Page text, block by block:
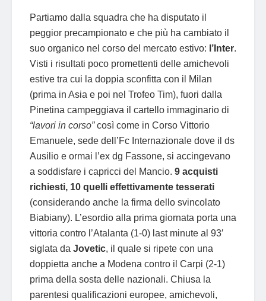
Partiamo dalla squadra che ha disputato il
peggior precampionato e che più ha cambiato il
suo organico nel corso del mercato estivo: l’Inter.
Visti i risultati poco promettenti delle amichevoli
estive tra cui la doppia sconfitta con il Milan
(prima in Asia e poi nel Trofeo Tim), fuori dalla
Pinetina campeggiava il cartello immaginario di
“lavori in corso”così come in Corso Vittorio
Emanuele, sede dell’Fc Internazionale dove il ds
Ausilio e ormai l’ex dg Fassone, si accingevano
a soddisfare i capricci del Mancio. 9 acquisti
richiesti, 10 quelli effettivamente tesserati
(considerando anche la firma dello svincolato
Biabiany). L’esordio alla prima giornata porta una
vittoria contro l’Atalanta (1-0) last minute al 93′
siglata da Jovetic, il quale si ripete con una
doppietta anche a Modena contro il Carpi (2-1)
prima della sosta delle nazionali. Chiusa la
parentesi qualificazioni europee, amichevoli,